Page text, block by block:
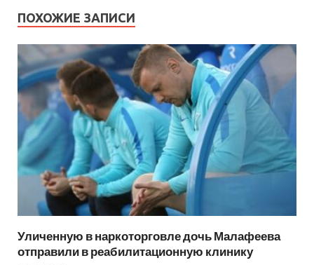
ПОХОЖИЕ ЗАПИСИ
Уличенную в наркоторговле дочь Малафеева
отправили в реабилитационную клинику